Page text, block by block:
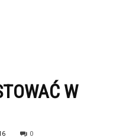
W
0